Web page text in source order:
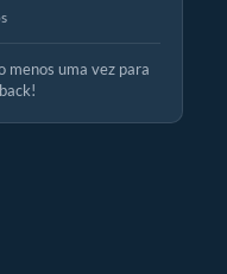
menos uma vez para